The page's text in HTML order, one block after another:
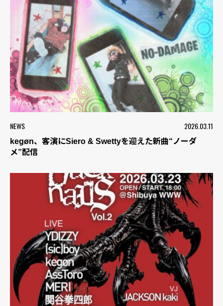
NEWS 2026.03.11
kegøn、客演にSiero & Swettyを迎えた新曲“ノーダ
メ”配信